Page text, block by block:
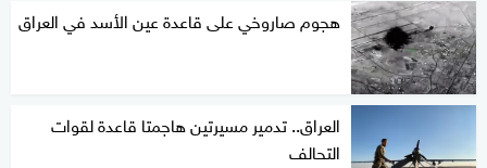
هجوم صاروخي على قاعدة عين الأسد في العراق
العراق.. تدمير مسيرتين هاجمتا قاعدة لقوات
التحالف